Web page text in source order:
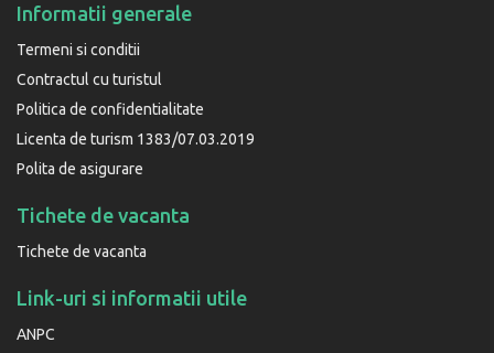
Informatii generale
Termeni si conditii
Contractul cu turistul
Politica de confidentialitate
Licenta de turism 1383/07.03.2019
Polita de asigurare
Tichete de vacanta
Tichete de vacanta
Link-uri si informatii utile
ANPC